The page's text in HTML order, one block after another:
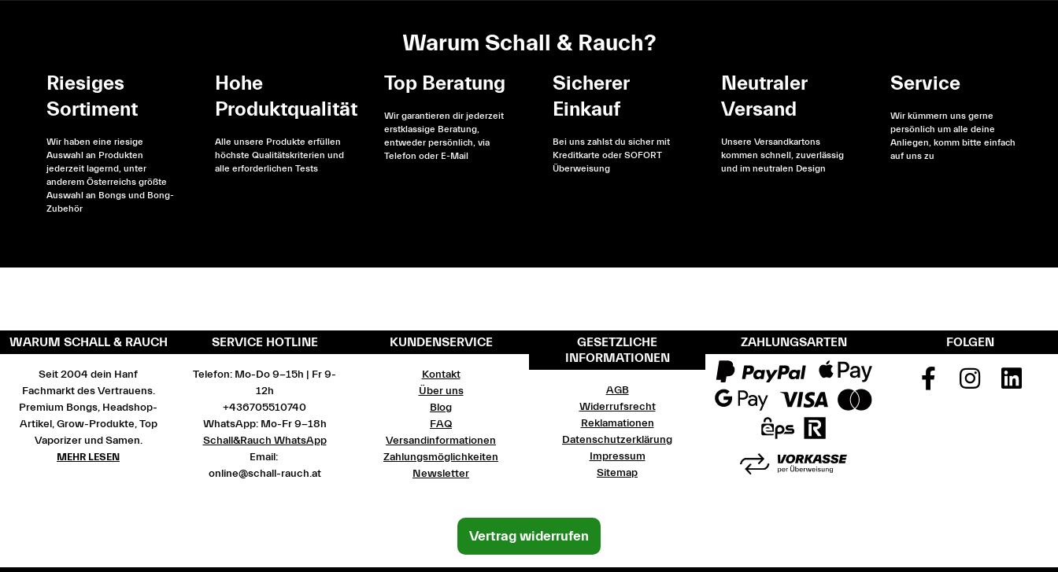
Warum Schall & Rauch?
Riesiges
Sortiment
Wir haben eine riesige
Auswahl an Produkten
jederzeit lagernd, unter
anderem Österreichs größte
Auswahl an Bongs und Bong-
Zubehör
Hohe
Produktqualität
Alle unsere Produkte erfüllen
höchste Qualitätskriterien und
alle erforderlichen Tests
Top Beratung
Wir garantieren dir jederzeit
erstklassige Beratung,
entweder persönlich, via
Telefon oder E-Mail
Sicherer
Einkauf
Bei uns zahlst du sicher mit
Kreditkarte oder SOFORT
Überweisung
Neutraler
Versand
Unsere Versandkartons
kommen schnell, zuverlässig
und im neutralen Design
Service
Wir kümmern uns gerne
persönlich um alle deine
Anliegen, komm bitte einfach
auf uns zu
WARUM SCHALL & RAUCH
Seit 2004 dein Hanf
Fachmarkt des Vertrauens.
Premium Bongs, Headshop-
Artikel, Grow-Produkte, Top
Vaporizer und Samen.
MEHR LESEN
SERVICE HOTLINE
Telefon: Mo-Do 9-15h | Fr 9-
12h
+436705510740
WhatsApp: Mo-Fr 9-18h
Schall&Rauch WhatsApp
Email:
online@schall-rauch.at
KUNDENSERVICE
Kontakt
Über uns
Blog
FAQ
Versandinformationen
Zahlungsmöglichkeiten
Newsletter
GESETZLICHE
INFORMATIONEN
AGB
Widerrufsrecht
Reklamationen
Datenschutzerklärung
Impressum
Sitemap
ZAHLUNGSARTEN FOLGEN
Vertrag widerrufen